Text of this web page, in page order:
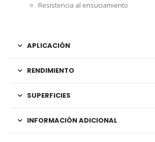
Resistencia al ensuciamiento
APLICACIÓN
RENDIMIENTO
SUPERFICIES
INFORMACIÓN ADICIONAL